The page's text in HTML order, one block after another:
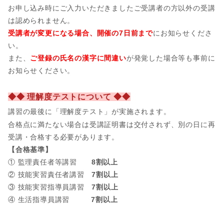
お申し込み時にご入力いただきましたご受講者の方以外の受講
は認められません。
受講者が変更になる場合、開催の7日前までにお知らせくださ
い。
また、 ご登録の氏名の漢字に間違いが発覚した場合等も事前に
お知らせください。
◆◆ 理解度テストについて ◆◆
講習の最後に「理解度テスト」が実施されます。
合格点に満たない場合は受講証明書は交付されず、別の日に再
受講・合格する必要があります。
【合格基準】
① 監理責任者等講習 8割以上
② 技能実習責任者講習7割以上
③ 技能実習指導員講習7割以上
④ 生活指導員講習
7割以上